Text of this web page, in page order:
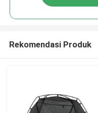
Rekomendasi Produk